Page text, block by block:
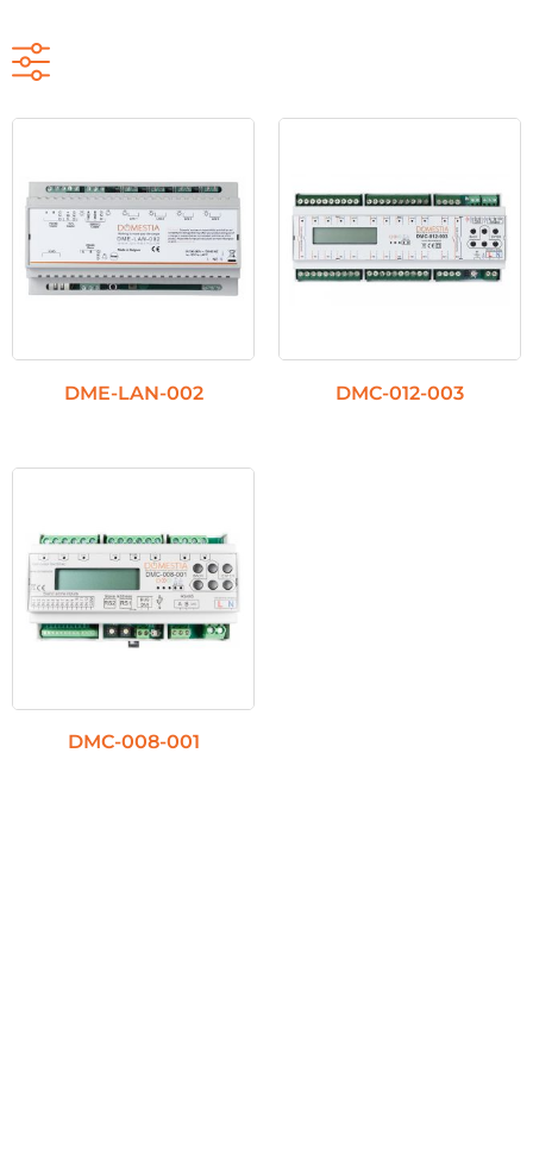
DME-LAN-002 DMC-012-003
DMC-008-001